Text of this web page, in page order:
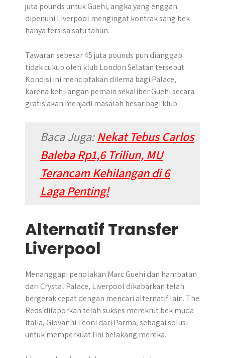
juta pounds untuk Guehi, angka yang enggan
dipenuhi Liverpool mengingat kontrak sang bek
hanya tersisa satu tahun.
Tawaran sebesar 45 juta pounds pun dianggap
tidak cukup oleh klub London Selatan tersebut.
Kondisi ini menciptakan dilema bagi Palace,
karena kehilangan pemain sekaliber Guehi secara
gratis akan menjadi masalah besar bagi klub.
Baca Juga:Nekat Tebus Carlos
Baleba Rp1,6 Triliun, MU
Terancam Kehilangan di 6
Laga Penting!
Alternatif Transfer
Liverpool
Menanggapi penolakan Marc Guehi dan hambatan
dari Crystal Palace, Liverpool dikabarkan telah
bergerak cepat dengan mencari alternatif lain. The
Reds dilaporkan telah sukses merekrut bek muda
Italia, Giovanni Leoni dari Parma, sebagai solusi
untuk memperkuat lini belakang mereka.